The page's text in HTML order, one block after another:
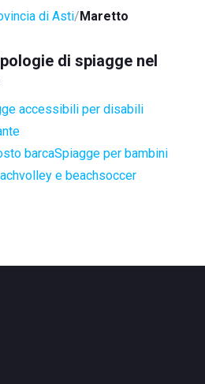
di Asti Maretto
di spiagge nel
accessibili per disabili
barcaSpiagge per bambini
e beachsoccer